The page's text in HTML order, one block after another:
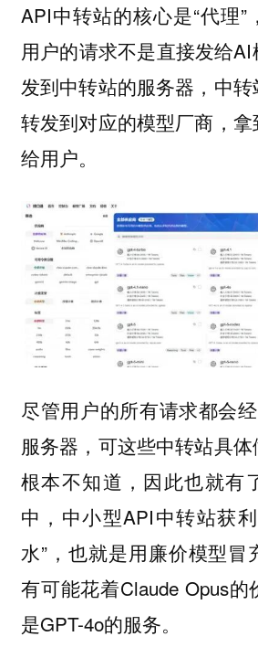
API中转站的核心是“代理”
用户的请求不是直接发给
发到中转站的服务器，中
转发到对应的模型厂商，
给用户。
尽管用户的所有请求都会
服务器，可这些中转站具
根本不知道，因此也就有
中，中小型API中转站获
水”，也就是用廉价模型冒
有可能花着Claude Opus
是GPT-4o的服务。